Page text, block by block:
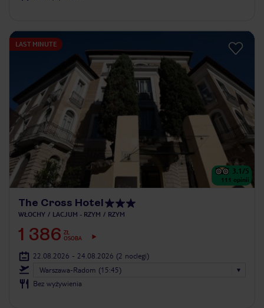
LAST MINUTE
3.1/5
111 opinii
The Cross Hotel
WŁOCHY LACJUM - RZYM RZYM
1 386 ZŁ
OSOBA
22.08.2026 - 24.08.2026 (2 noclegi)
Warszawa-Radom (15:45)
Bez wyżywienia